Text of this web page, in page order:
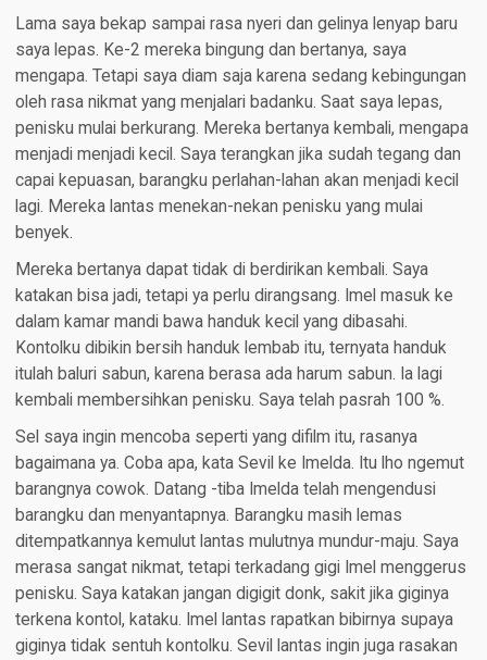
Lama saya bekap sampai rasa nyeri dan gelinya lenyap baru
saya lepas. Ke-2 mereka bingung dan bertanya, saya
mengapa. Tetapi saya diam saja karena sedang kebingungan
oleh rasa nikmat yang menjalari badanku. Saat saya lepas,
penisku mulai berkurang. Mereka bertanya kembali, mengapa
menjadi menjadi kecil. Saya terangkan jika sudah tegang dan
capai kepuasan, barangku perlahan-lahan akan menjadi kecil
lagi. Mereka lantas menekan-nekan penisku yang mulai
benyek.
Mereka bertanya dapat tidak di berdirikan kembali. Saya
katakan bisa jadi, tetapi ya perlu dirangsang. Imel masuk ke
dalam kamar mandi bawa handuk kecil yang dibasahi.
Kontolku dibikin bersih handuk lembab itu, ternyata handuk
itulah baluri sabun, karena berasa ada harum sabun. Ia lagi
kembali membersihkan penisku. Saya telah pasrah 100 %.
Sel saya ingin mencoba seperti yang difilm itu, rasanya
bagaimana ya. Coba apa, kata Sevil ke Imelda. Itu lho ngemut
barangnya cowok. Datang -tiba Imelda telah mengendusi
barangku dan menyantapnya. Barangku masih lemas
ditempatkannya kemulut lantas mulutnya mundur-maju. Saya
merasa sangat nikmat, tetapi terkadang gigi Imel menggerus
penisku. Saya katakan jangan digigit donk, sakit jika giginya
terkena kontol, kataku. Imel lantas rapatkan bibirnya supaya
giginya tidak sentuh kontolku. Sevil lantas ingin juga rasakan